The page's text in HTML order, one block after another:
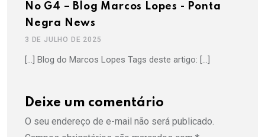
No G4 – Blog Marcos Lopes - Ponta
Negra News
3 DE JULHO DE 2025
[…] Blog do Marcos Lopes Tags deste artigo: […]
Deixe um comentário
O seu endereço de e-mail não será publicado.